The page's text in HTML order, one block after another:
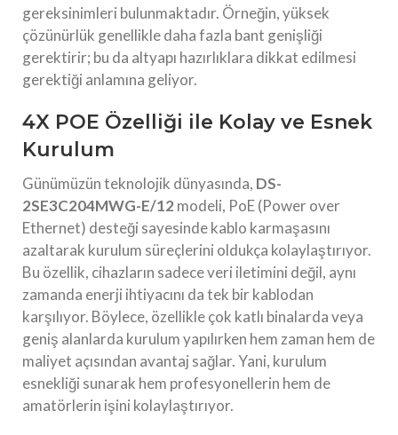
gereksinimleri bulunmaktadır. Örneğin, yüksek
çözünürlük genellikle daha fazla bant genişliği
gerektirir; bu da altyapı hazırlıklara dikkat edilmesi
gerektiği anlamına geliyor.
4X POE Özelliği ile Kolay ve Esnek
Kurulum
Günümüzün teknolojik dünyasında, DS-
2SE3C204MWG-E/12 modeli, PoE (Power over
Ethernet) desteği sayesinde kablo karmaşasını
azaltarak kurulum süreçlerini oldukça kolaylaştırıyor.
Bu özellik, cihazların sadece veri iletimini değil, aynı
zamanda enerji ihtiyacını da tek bir kablodan
karşılıyor. Böylece, özellikle çok katlı binalarda veya
geniş alanlarda kurulum yapılırken hem zaman hem de
maliyet açısından avantaj sağlar. Yani, kurulum
esnekliği sunarak hem profesyonellerin hem de
amatörlerin işini kolaylaştırıyor.